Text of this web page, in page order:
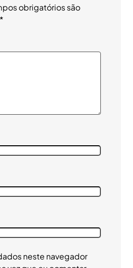
obrigatórios são
*
neste navegador